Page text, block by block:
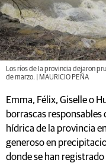
Los ríos de la provincia dejaron
de marzo. | MAURICIO PEÑA
Emma, Félix, Giselle o
borrascas responsables
hídrica de la provincia
generoso en
donde se han